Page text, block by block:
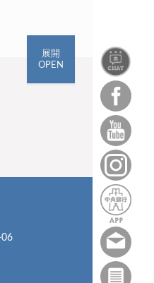
展開
OPEN